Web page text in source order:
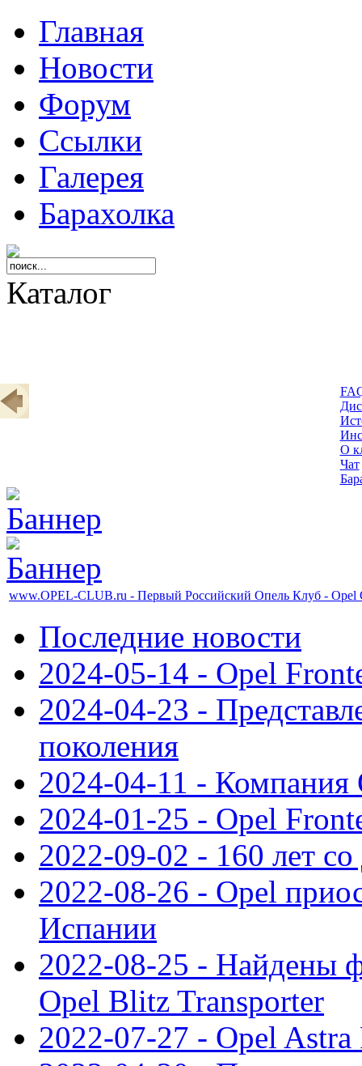
Главная
Новости
Форум
Ссылки
Галерея
Барахолка
Каталог
О
Чат
www.OPEL-CLUB.ru - Первый Российский Опель Клуб - Opel
Последние новости
2024-05-14 - Opel
2024-04-23 -
поколения
2024-04-11 - Компания
2024-01-25 - Opel
2022-09-02 - 160 лет
2022-08-26 - Opel
Испании
2022-08-25 - Найдены
Opel Blitz Transporter
2022-07-27 - Opel